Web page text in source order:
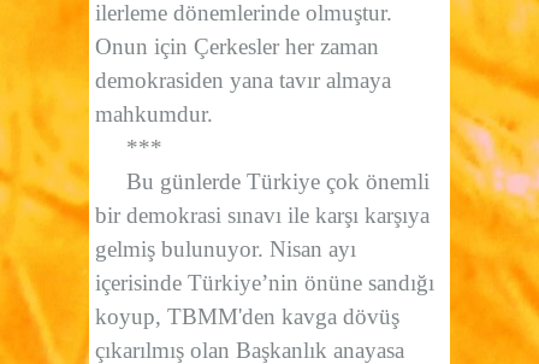
ilerleme dönemlerinde olmuştur.
Onun için Çerkesler her zaman
demokrasiden yana tavır almaya
mahkumdur.
***
Bu günlerde Türkiye çok önemli
bir demokrasi sınavı ile karşı karşıya
gelmiş bulunuyor. Nisan ayı
içerisinde Türkiye’nin önüne sandığı
koyup, TBMM'den kavga dövüş
çıkarılmış olan Başkanlık anayasa